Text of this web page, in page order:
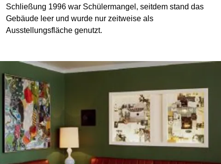
Schließung 1996 war Schülermangel, seitdem stand das
Gebäude leer und wurde nur zeitweise als
Ausstellungsfläche genutzt.